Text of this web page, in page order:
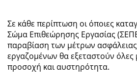
Σε κάθε περίπτωση οι όποιες
Σώμα Επιθεώρησης Εργασίας
παραβίαση των μέτρων ασφάλειας
εργαζομένων θα εξεταστούν όλες
προσοχή και αυστηρότητα.